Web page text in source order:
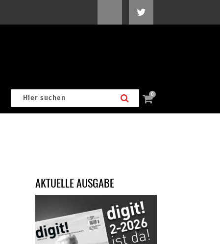
0
AKTUELLE AUSGABE